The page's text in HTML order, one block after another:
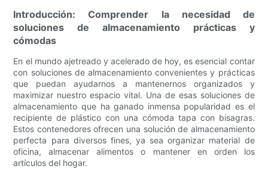
Introducción: Comprender la necesidad de
soluciones de almacenamiento prácticas y
cómodas
En el mundo ajetreado y acelerado de hoy, es esencial contar
con soluciones de almacenamiento convenientes y prácticas
que puedan ayudarnos a mantenernos organizados y
maximizar nuestro espacio vital. Una de esas soluciones de
almacenamiento que ha ganado inmensa popularidad es el
recipiente de plástico con una cómoda tapa con bisagras.
Estos contenedores ofrecen una solución de almacenamiento
perfecta para diversos fines, ya sea organizar material de
oficina, almacenar alimentos o mantener en orden los
artículos del hogar.